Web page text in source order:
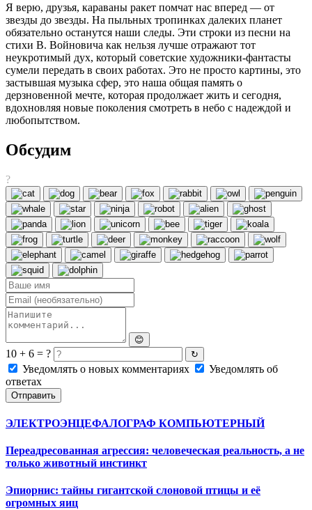
Я верю, друзья, караваны ракет помчат нас вперед — от
звезды до звезды. На пыльных тропинках далеких планет
обязательно останутся наши следы. Эти строки из песни на
стихи В. Войновича как нельзя лучше отражают тот
неукротимый дух, который советские художники-фантасты
сумели передать в своих работах. Это не просто картины, это
застывшая музыка сфер, это наша общая память о
дерзновенной мечте, которая продолжает жить и сегодня,
вдохновляя новые поколения смотреть в небо с надеждой и
любопытством.
Обсудим
?
😊
10 + 6 = ? ↻
Уведомлять о новых комментариях
Уведомлять об
ответах
Отправить
ЭЛЕКТРОЭНЦЕФАЛОГРАФ КОМПЬЮТЕРНЫЙ
Переадресованная агрессия: человеческая реальность, а не
только животный инстинкт
Эпиорнис: тайны гигантской слоновой птицы и её
огромных яиц